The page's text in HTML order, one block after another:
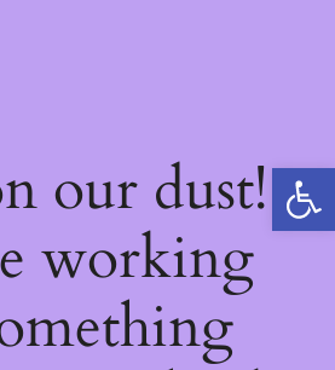
Ανοίξτε τη γραμμή εργαλείων
our dust!
working